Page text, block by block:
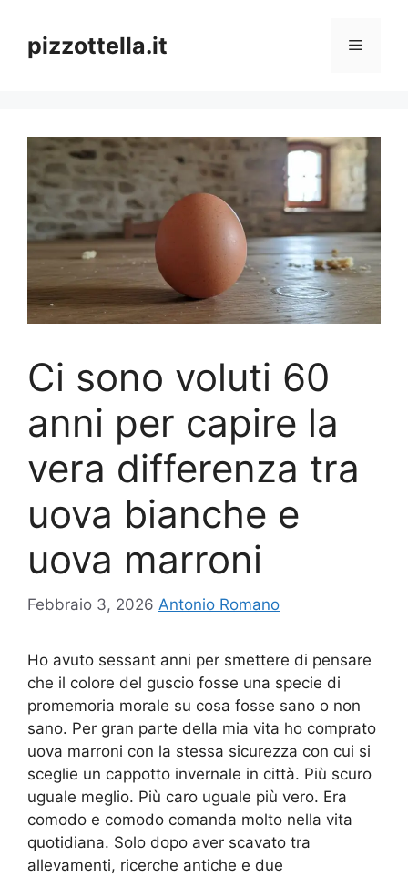
contenuto
pizzottella.it Menu
Ci sono voluti 60
anni per capire la
vera differenza tra
uova bianche e
uova marroni
Febbraio 3, 2026 Antonio Romano
Ho avuto sessant anni per smettere di pensare
che il colore del guscio fosse una specie di
promemoria morale su cosa fosse sano o non
sano. Per gran parte della mia vita ho comprato
uova marroni con la stessa sicurezza con cui si
sceglie un cappotto invernale in città. Più scuro
uguale meglio. Più caro uguale più vero. Era
comodo e comodo comanda molto nella vita
quotidiana. Solo dopo aver scavato tra
allevamenti, ricerche antiche e due